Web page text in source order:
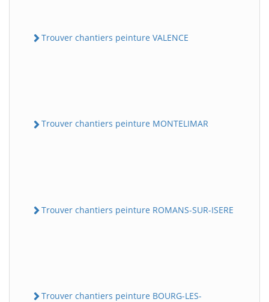
Trouver chantiers peinture VALENCE
Trouver chantiers peinture MONTELIMAR
Trouver chantiers peinture ROMANS-SUR-ISERE
Trouver chantiers peinture BOURG-LES-